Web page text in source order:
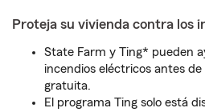
Proteja su vivienda contra los
State Farm y Ting* pueden
incendios eléctricos antes
gratuita.
El programa Ting solo está